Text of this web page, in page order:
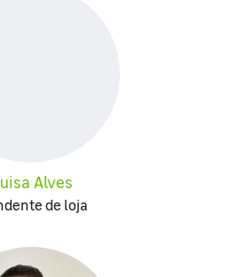
Alves
de loja